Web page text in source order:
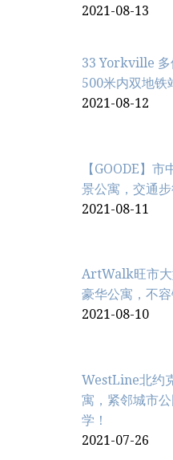
2021-08-13
33 Yorkville 多
500米内双地铁
2021-08-12
【GOODE】
景公寓，交通
2021-08-11
ArtWalk旺市大
豪华公寓，不容
2021-08-10
WestLine北约
寓，紧邻城市
学！
2021-07-26